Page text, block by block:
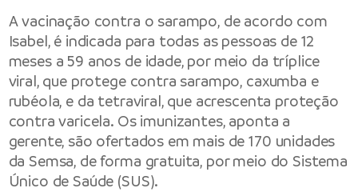
A vacinação contra o sarampo, de acordo com
Isabel, é indicada para todas as pessoas de 12
meses a 59 anos de idade, por meio da tríplice
viral, que protege contra sarampo, caxumba e
rubéola, e da tetraviral, que acrescenta proteção
contra varicela. Os imunizantes, aponta a
gerente, são ofertados em mais de 170 unidades
da Semsa, de forma gratuita, por meio do Sistema
Único de Saúde (SUS).